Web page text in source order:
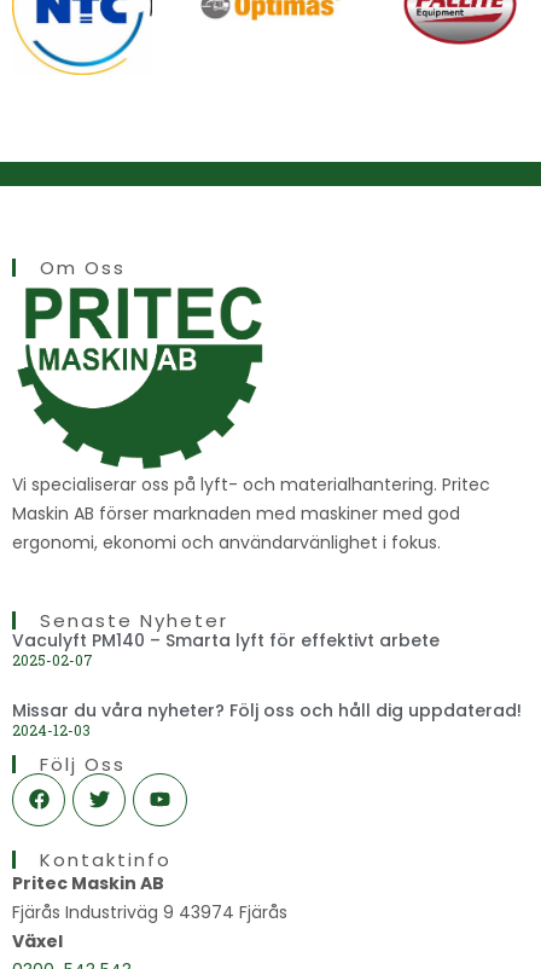
Om Oss
Vi specialiserar oss på lyft- och materialhantering. Pritec
Maskin AB förser marknaden med maskiner med god
ergonomi, ekonomi och användarvänlighet i fokus.
Senaste Nyheter
Vaculyft PM140 – Smarta lyft för effektivt arbete
2025-02-07
Missar du våra nyheter? Följ oss och håll dig uppdaterad!
2024-12-03
Följ Oss
F
a
c
b
o
o
k
T
w
i
t
e
r
Y
o
u
u
b
e
Kontaktinfo
Pritec Maskin AB
Fjärås Industriväg 9 43974 Fjärås
Växel